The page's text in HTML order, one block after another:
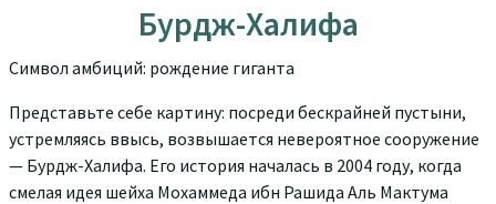
Бурдж-Халифа
Символ амбиций: рождение гиганта
Представьте себе картину: посреди бескрайней пустыни,
устремляясь ввысь, возвышается невероятное сооружение
— Бурдж-Халифа. Его история началась в 2004 году, когда
смелая идея шейха Мохаммеда ибн Рашида Аль Мактума